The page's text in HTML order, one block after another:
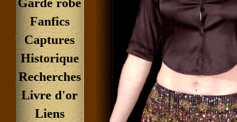
Garde robe
Fanfics
Captures
Historique
Recherches
Livre d'or
Liens